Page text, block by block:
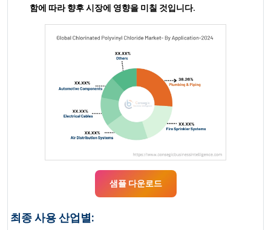
함에 따라 향후 시장에 영향을 미칠 것입니다.
샘플 다운로드
최종 사용 산업별: